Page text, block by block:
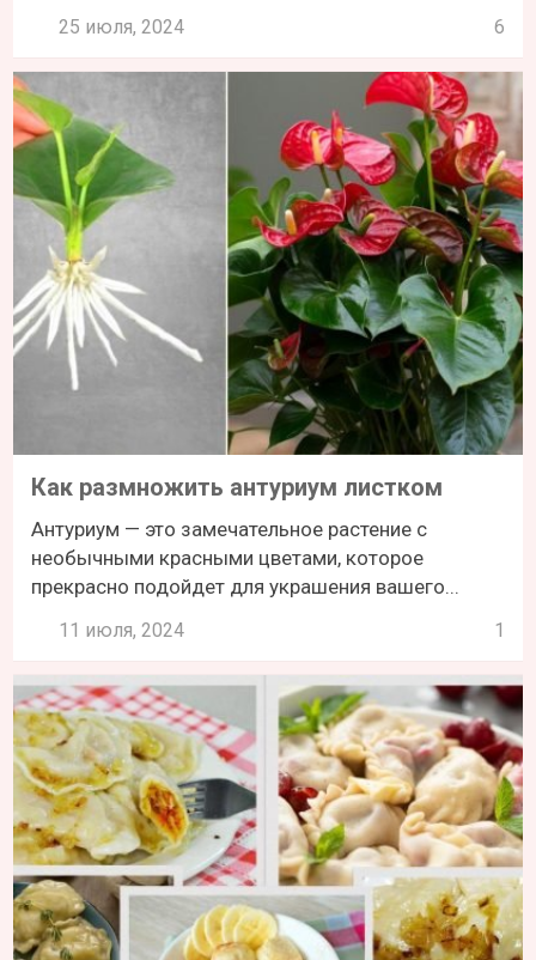
25 июля, 2024 6
Как размножить антуриум листком
Антуриум — это замечательное растение с
необычными красными цветами, которое
прекрасно подойдет для украшения вашего...
11 июля, 2024 1